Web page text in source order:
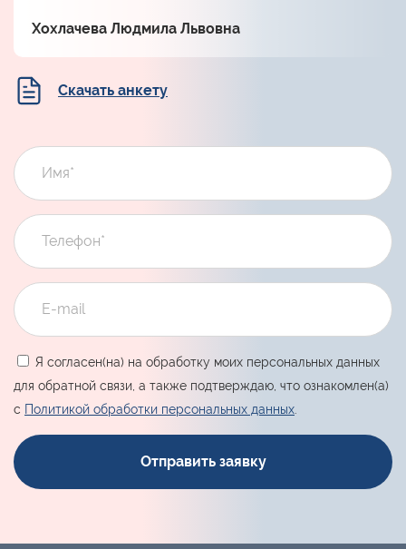
Хохлачева Людмила Львовна
Скачать анкету
Я согласен(на) на обработку моих персональных данных
для обратной связи, а также подтверждаю, что ознакомлен(а)
с Политикой обработки персональных данных